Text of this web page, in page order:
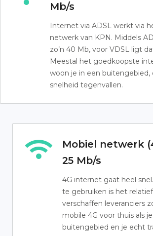
Mb/s
Internet via ADSL werkt via
netwerk van KPN. Middels
zo’n 40 Mb, voor VDSL ligt
Meestal het goedkoopste
woon je in een buitengebied,
snelheid tegenvallen.
Mobiel netwerk
25 Mb/s
4G internet gaat heel
te gebruiken is het
verschaffen leveranciers
mobile 4G voor thuis als
buitengebied en je echt